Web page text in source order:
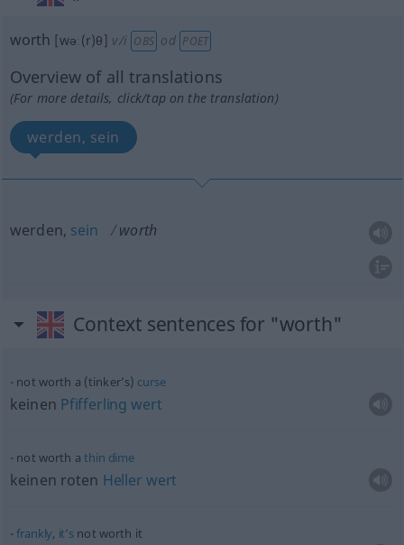
worth [wəː(r)θ] v/i OBS od POET
Overview of all translations
(For more details, click/tap on the translation)
werden, sein
werden, sein worth
Context sentences for "worth"
not worth a (tinker’s) curse
keinen Pfifferling wert
not worth a thin dime
keinen roten Heller wert
frankly, it’s not worth it